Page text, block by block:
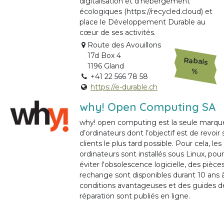
écologiques (https://recycled.cloud) et
place le Développement Durable au
cœur de ses activités.
Route des Avouillons
17d Box 4
1196 Gland
+41 22 566 78 58
https://e-durable.ch
Rabais
%
why! Open Computing SA
why! open computing est la seule
d’ordinateurs dont l’objectif est de revoir
clients le plus tard possible. Pour cela, les
ordinateurs sont installés sous Linux, pour
éviter l'obsolescence logicielle, des
rechange sont disponibles durant 10 ans
conditions avantageuses et des guides
réparation sont publiés en ligne.